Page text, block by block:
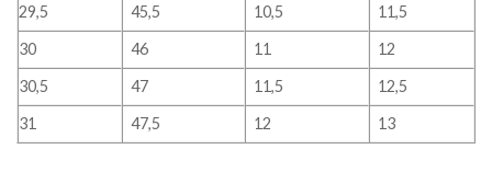
29,5
45,5 10,5
11,5
30
46 11
12
30,5
47 11,5
12,5
31
47,5 12 13